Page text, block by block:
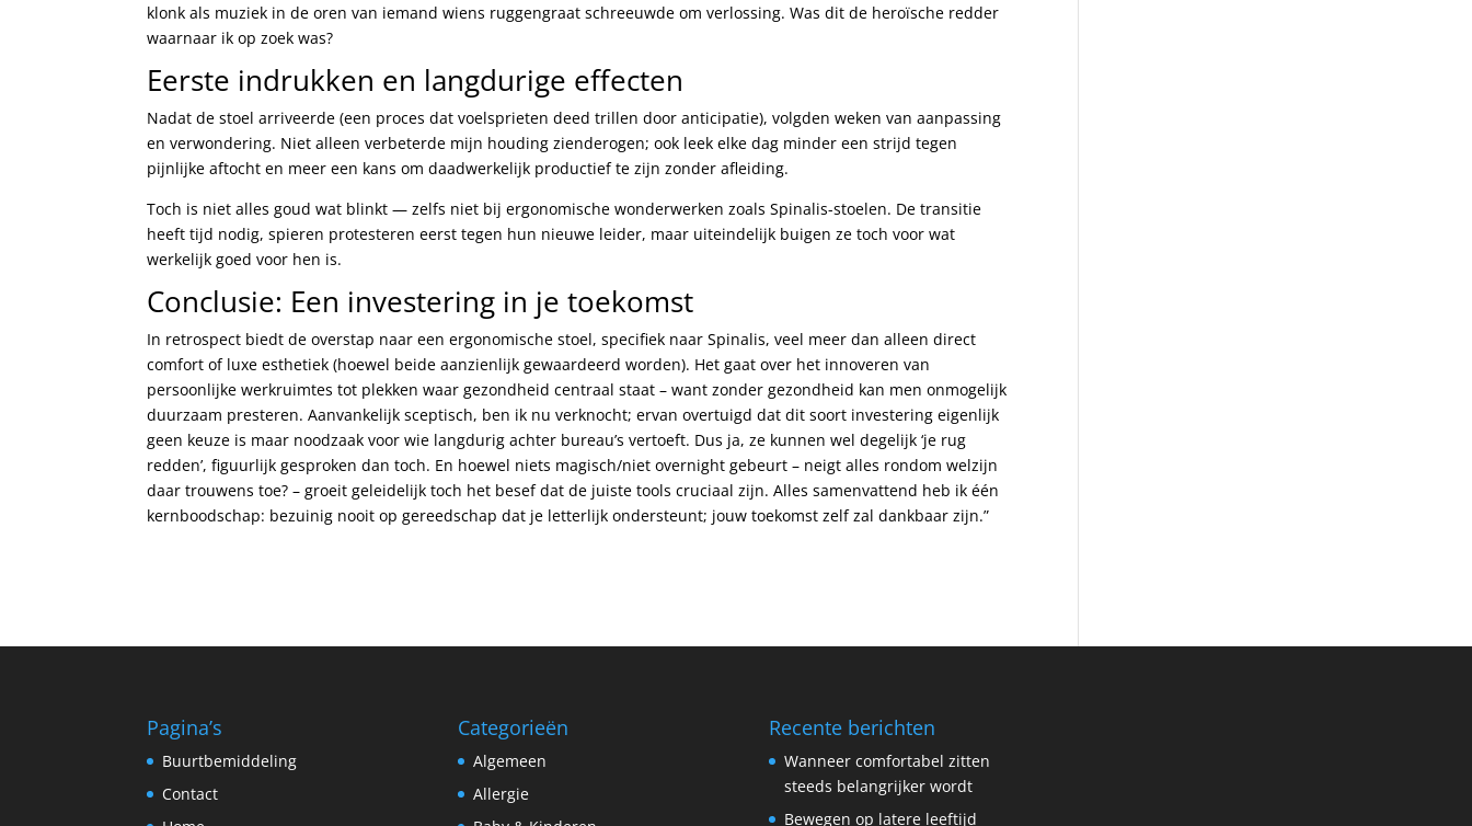
klonk als muziek in de oren van iemand wiens ruggengraat schreeuwde om verlossing. Was dit de heroïsche redder
waarnaar ik op zoek was?
Eerste indrukken en langdurige effecten
Nadat de stoel arriveerde (een proces dat voelsprieten deed trillen door anticipatie), volgden weken van aanpassing
en verwondering. Niet alleen verbeterde mijn houding zienderogen; ook leek elke dag minder een strijd tegen
pijnlijke aftocht en meer een kans om daadwerkelijk productief te zijn zonder afleiding.
Toch is niet alles goud wat blinkt — zelfs niet bij ergonomische wonderwerken zoals Spinalis-stoelen. De transitie
heeft tijd nodig, spieren protesteren eerst tegen hun nieuwe leider, maar uiteindelijk buigen ze toch voor wat
werkelijk goed voor hen is.
Conclusie: Een investering in je toekomst
In retrospect biedt de overstap naar een ergonomische stoel, specifiek naar Spinalis, veel meer dan alleen direct
comfort of luxe esthetiek (hoewel beide aanzienlijk gewaardeerd worden). Het gaat over het innoveren van
persoonlijke werkruimtes tot plekken waar gezondheid centraal staat – want zonder gezondheid kan men onmogelijk
duurzaam presteren. Aanvankelijk sceptisch, ben ik nu verknocht; ervan overtuigd dat dit soort investering eigenlijk
geen keuze is maar noodzaak voor wie langdurig achter bureau’s vertoeft. Dus ja, ze kunnen wel degelijk ‘je rug
redden’, figuurlijk gesproken dan toch. En hoewel niets magisch/niet overnight gebeurt – neigt alles rondom welzijn
daar trouwens toe? – groeit geleidelijk toch het besef dat de juiste tools cruciaal zijn. Alles samenvattend heb ik één
kernboodschap: bezuinig nooit op gereedschap dat je letterlijk ondersteunt; jouw toekomst zelf zal dankbaar zijn.”
Pagina’s
Buurtbemiddeling
Contact
Categorieën
Algemeen
Allergie
Recente berichten
Wanneer comfortabel zitten
steeds belangrijker wordt
Bewegen op latere leeftijd